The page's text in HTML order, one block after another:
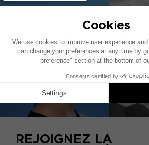
REJOIGNEZ LA